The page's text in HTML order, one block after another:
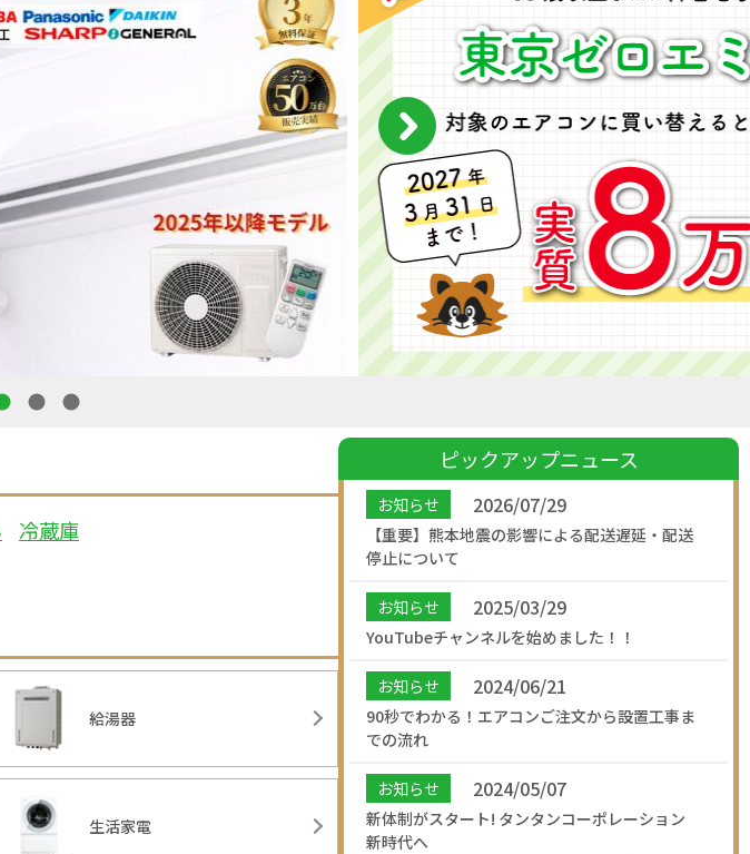
3 4 5
冷蔵庫
給湯器
生活家電
ピックアップニュース
お知らせ 2026/07/29
【重要】熊本地震の影響による配送遅延・配送
停止について
お知らせ 2025/03/29
YouTubeチャンネルを始めました！！
お知らせ 2024/06/21
90秒でわかる！エアコンご注文から設置工事ま
での流れ
お知らせ 2024/05/07
新体制がスタート! タンタンコーポレーション
新時代へ